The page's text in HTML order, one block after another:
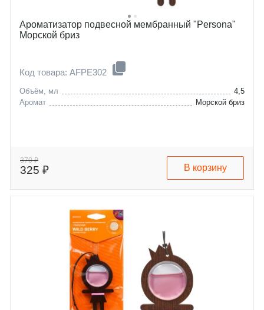
Ароматизатор подвесной мембранный "Persona"
Морской бриз
Код товара: AFPE302
Объём, мл
4,5
Аромат
Морской бриз
370 ₽
325 ₽ В корзину